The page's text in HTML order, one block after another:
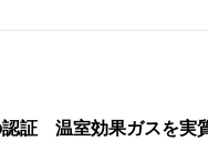
証 温室効果ガスを実